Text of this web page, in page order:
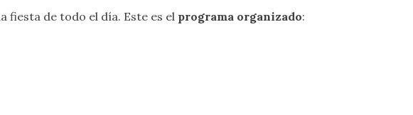
fiesta de todo el día. Este es el programa organizado: